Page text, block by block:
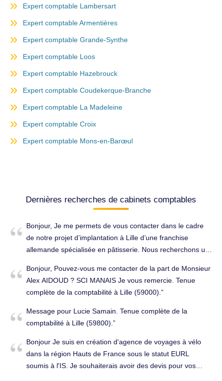
Expert comptable Lambersart
Expert comptable Armentières
Expert comptable Grande-Synthe
Expert comptable Loos
Expert comptable Hazebrouck
Expert comptable Coudekerque-Branche
Expert comptable La Madeleine
Expert comptable Croix
Expert comptable Mons-en-Barœul
Dernières recherches de cabinets comptables
Bonjour, Je me permets de vous contacter dans le cadre
de notre projet d’implantation à Lille d’une franchise
allemande spécialisée en pâtisserie. Nous recherchons un
dans la création administrative et fiscale de la structure,
notamment le choix et la création de la forme juridique,
l’enregistrement fiscal et social et la mise en place de la
comptabilité. Nous avons identifié votre cabinet comme
étant en adéquation avec les besoins de ce projet, et
en détail. Merci par avance pour votre retour et vos
disponibilités. Bien cordialement. Conseils (juridique, fiscal,
social...) à Lille (59000).
Bonjour, Pouvez-vous me contacter de la part de Monsieur
Alex AIDOUD ? SCI MANAIS Je vous remercie. Tenue
complète de la comptabilité à Lille (59000).
Message pour Lucie Samain. Tenue complète de la
comptabilité à Lille (59800).
Bonjour Je suis en création d'agence de voyages à vélo
dans la région Hauts de France sous le statut EURL
soumis à l'IS. Je souhaiterais avoir des devis pour vos